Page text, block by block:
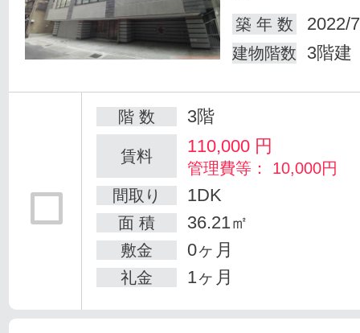
築 年 数
2022/
建物階数 3階建
階 数 3階
賃料 110,000 円
管理費等： 10,000円
間取り
1DK
面 積 36.21㎡
敷金 0ヶ月
礼金 1ヶ月